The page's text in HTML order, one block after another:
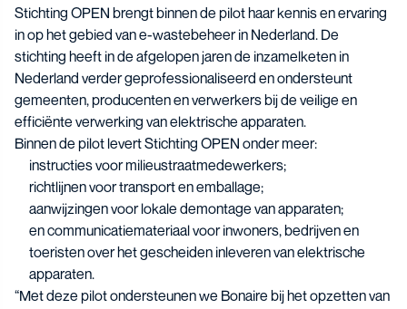
Stichting OPEN brengt binnen de pilot haar kennis en ervaring
in op het gebied van e-wastebeheer in Nederland. De
stichting heeft in de afgelopen jaren de inzamelketen in
Nederland verder geprofessionaliseerd en ondersteunt
gemeenten, producenten en verwerkers bij de veilige en
efficiënte verwerking van elektrische apparaten.
Binnen de pilot levert Stichting OPEN onder meer:
instructies voor milieustraatmedewerkers;
richtlijnen voor transport en emballage;
aanwijzingen voor lokale demontage van apparaten;
en communicatiemateriaal voor inwoners, bedrijven en
toeristen over het gescheiden inleveren van elektrische
apparaten.
“Met deze pilot ondersteunen we Bonaire bij het opzetten van